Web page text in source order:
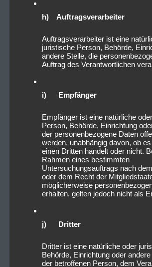
h) Auftragsverarbeiter
Auftragsverarbeiter ist eine
juristische Person, Behörde,
andere Stelle, die
Auftrag des Verantwortlichen
i) Empfänger
Empfänger ist eine natürliche
Person, Behörde, Einrichtung
der personenbezogene Daten
werden, unabhängig davon, ob
einen Dritten handelt oder nicht.
Rahmen eines bestimmten
Untersuchungsauftrags nach
oder dem Recht der
möglicherweise
erhalten, gelten jedoch nicht als
j) Dritter
Dritter ist eine natürliche oder
Behörde, Einrichtung oder
der betroffenen Person, dem